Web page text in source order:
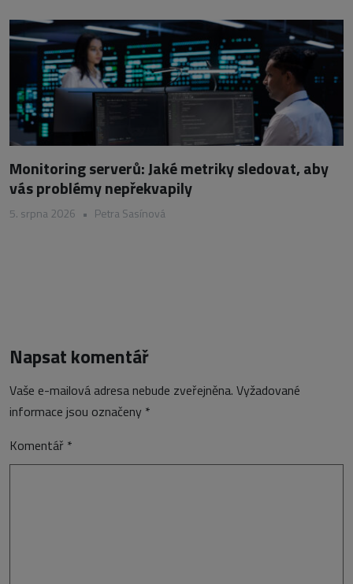
Monitoring serverů: Jaké metriky sledovat, aby
vás problémy nepřekvapily
5. srpna 2026 • Petra Sasínová
Napsat komentář
Vaše e-mailová adresa nebude zveřejněna. Vyžadované
informace jsou označeny *
Komentář *